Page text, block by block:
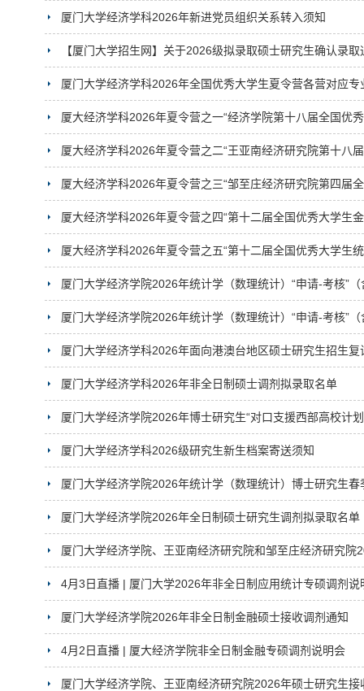
厦门大学经济学科2026年新进党员组织关系转入须知
【厦门大学招生网】关于2026级拟录取硕士研究生确认录
厦门大学经济学科2026年全国优秀大学生夏令营各营对应专
厦大经济学科2026年夏令营之一“经济学院第十八届全国优
厦大经济学科2026年夏令营之二“王亚南经济研究院第十八
厦大经济学科2026年夏令营之三“邹至庄经济研究院第四届
厦大经济学科2026年夏令营之四“第十二届全国优秀大学生
厦大经济学科2026年夏令营之五“第十二届全国优秀大学生
厦门大学经济学院2026年统计学（数理统计）“申请-考核”
厦门大学经济学院2026年统计学（数理统计）“申请-考核”
厦门大学经济学科2026年面向港澳台地区硕士研究生招生
厦门大学经济学科2026年非全日制硕士调剂拟录取名单
厦门大学经济学院2026年博士研究生“对口支援西部高校计
厦门大学经济学科2026级研究生新生档案寄送须知
厦门大学经济学院2026年统计学（数理统计）博士研究生
厦门大学经济学院2026年全日制硕士研究生调剂拟录取名单
厦门大学经济学院、王亚南经济研究院和邹至庄经济研究院
4月3日直播 | 厦门大学2026年非全日制应用统计专硕调剂说
厦门大学经济学院2026年非全日制金融硕士接收调剂通知
4月2日直播 | 厦大经济学院非全日制金融专硕调剂说明会
厦门大学经济学院、王亚南经济研究院2026年硕士研究生接